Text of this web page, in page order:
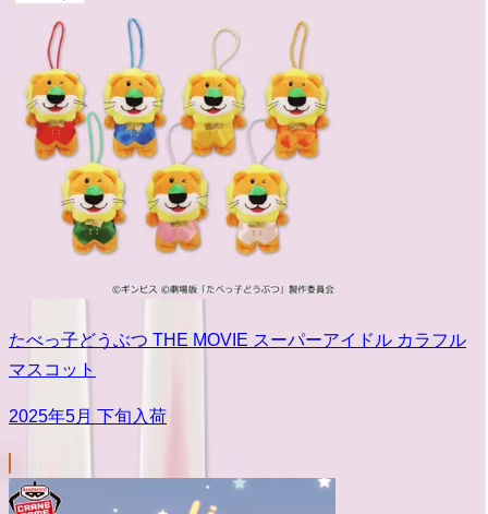
たべっ子どうぶつ THE MOVIE スーパーアイドル カラフル
マスコット
2025年5月 下旬入荷